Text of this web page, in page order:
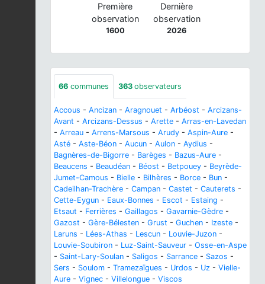
Première
observation
1600
Dernière
observation
2026
66 communes 363 observateurs
Accous - Ancizan - Aragnouet - Arbéost - Arcizans-
Avant - Arcizans-Dessus - Arette - Arras-en-Lavedan
- Arreau - Arrens-Marsous - Arudy - Aspin-Aure -
Asté - Aste-Béon - Aucun - Aulon - Aydius -
Bagnères-de-Bigorre - Barèges - Bazus-Aure -
Beaucens - Beaudéan - Béost - Betpouey - Beyrède-
Jumet-Camous - Bielle - Bilhères - Borce - Bun -
Cadeilhan-Trachère - Campan - Castet - Cauterets -
Cette-Eygun - Eaux-Bonnes - Escot - Estaing -
Etsaut - Ferrières - Gaillagos - Gavarnie-Gèdre -
Gazost - Gère-Bélesten - Grust - Guchen - Izeste -
Laruns - Lées-Athas - Lescun - Louvie-Juzon -
Louvie-Soubiron - Luz-Saint-Sauveur - Osse-en-Aspe
- Saint-Lary-Soulan - Saligos - Sarrance - Sazos -
Sers - Soulom - Tramezaïgues - Urdos - Uz - Vielle-
Aure - Vignec - Villelongue - Viscos